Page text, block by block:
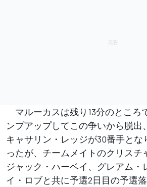
マルーカスは残り13分のところ
ンプアップしてこの争いから脱出
キャサリン・レッジが30番手とな
ったが、チームメイトのクリスチ
ジャック・ハーベイ、グレアム・
イ・ロブと共に予選2日目の予選